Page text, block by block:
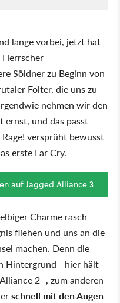
lange vorbei, jetzt hat
Söldner zu Beginn von
Folter, die uns zu
nehmen wir den
ernst, und das passt
versprüht bewusst
erste Far Cry.
auf Jagged Alliance 3
Charme rasch
fliehen und uns an die
machen. Denn die
Hintergrund - hier hält
2 -, zum anderen
schnell mit den Augen